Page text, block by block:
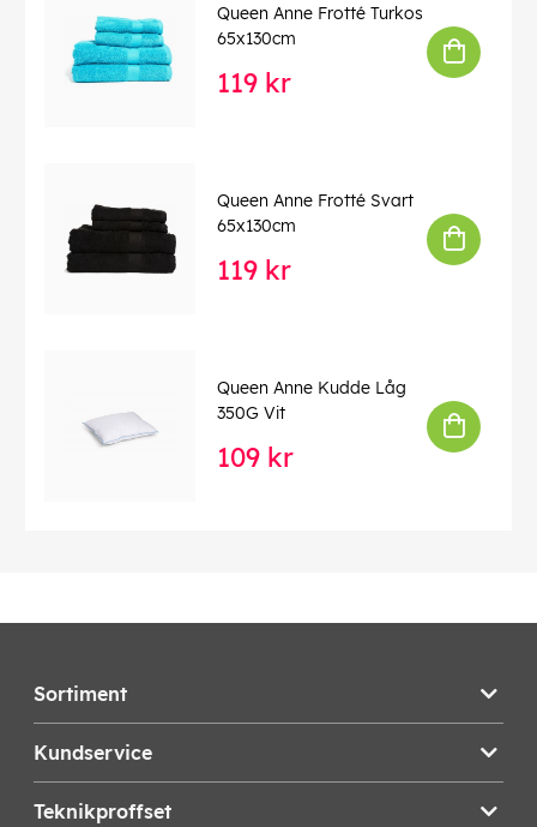
Queen Anne Frotté Turkos
65x130cm
119 kr
Queen Anne Frotté Svart
65x130cm
119 kr
Queen Anne Kudde Låg
350G Vit
109 kr
Sortiment
Kundservice
Teknikproffset